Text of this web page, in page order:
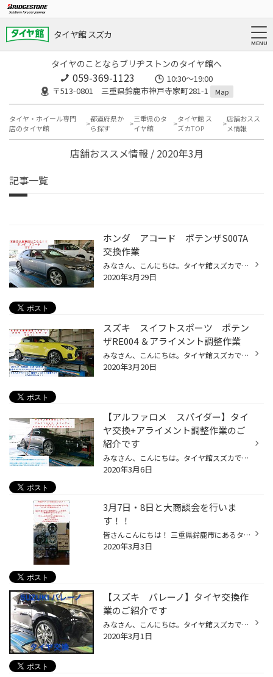
タイヤ館 スズカ
タイヤのことならブリヂストンのタイヤ館へ
059-369-1123
10:30～19:00
〒513-0801 三重県鈴鹿市神戸寺家町281-1
Map
タイヤ・ホイール専門
店のタイヤ館
都道府県か
ら探す
三重県のタ
イヤ館
タイヤ館 ス
ズカTOP
店舗おスス
メ情報
店舗おススメ情報 / 2020年3月
記事一覧
ホンダ アコード ポテンザS007A
交換作業
みなさん、こんにちは。タイヤ館スズカです!! 本日は、タイヤ交換作業のご紹介です。 車種：ホンダ アコード タイヤ 225/50R17 ブリヂストン ポテンザ S007A 「昔からアコードに乗っていて、 いつもポテンザを選んでいたので、今回もポテンザを選んだ。 このグリップ感やハンドルに伝わる感覚は外せ...
2020年3月29日
スズキ スイフトスポーツ ポテン
ザRE004 ＆アライメント調整作業
みなさん、こんにちは。タイヤ館スズカです!! 本日は、タイヤ交換+アライメント調整作業のご紹介です。 車種：スズキ スイフトスポーツ タイヤ 195/45R16 ブリヂストン ポテンザ RE004 「溝がなく、アライメントもできるということでタイヤ館を 以前から知っていたし、 静かで乗り心地は犠牲にした...
2020年3月20日
【アルファロメ スパイダー】タイ
ヤ交換+アライメント調整作業のご
紹介です
みなさん、こんにちは。タイヤ館スズカです!! 本日は、タイヤ交換+アライメント調整作業のご紹介です。 車種：アルファロメオ スパイダー タイヤ 225/50R17 ブリヂストン レグノ GR-XⅡ 「溝がなく、アライメントもできるということでタイヤ館を 以前から知っていたし、 静かで乗り心地は犠牲にした...
2020年3月6日
3月7日・8日と大商談会を行いま
す！！
皆さんこんにちは！ 三重県鈴鹿市にあるタイヤ館スズカです！！ 今回担当させていただく中野です。 3月 7日・8日と大商談会を開催いたします！！ それに伴い、今日はその準備をしています！！ その一つとして、 なかなかお目にかかれないホイール を展示させていただきます！！ 今回、展示するホイ...
2020年3月3日
【スズキ バレーノ】タイヤ交換作
業のご紹介です
みなさん、こんにちは。タイヤ館スズカです!! 本日は、タイヤ交換作業のご紹介です。 車種：スズキ バレーノ タイヤ 185/55R16 ブリヂストン プレイズ PXⅡ 「新商品だし、今履いているやつより乗り心地良くなるだろうし、 せっかくだからこれを履きたいなぁ～」と、いう事もあり 新商品 「プレイズ ...
2020年3月1日